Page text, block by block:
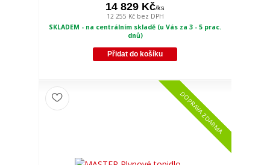
14 829 Kč/ks
12 255 Kč bez DPH
SKLADEM - na centrálním skladě (u Vás za 3 - 5 prac.
dnů)
Přidat do košíku
DOPRAVA ZDARMA